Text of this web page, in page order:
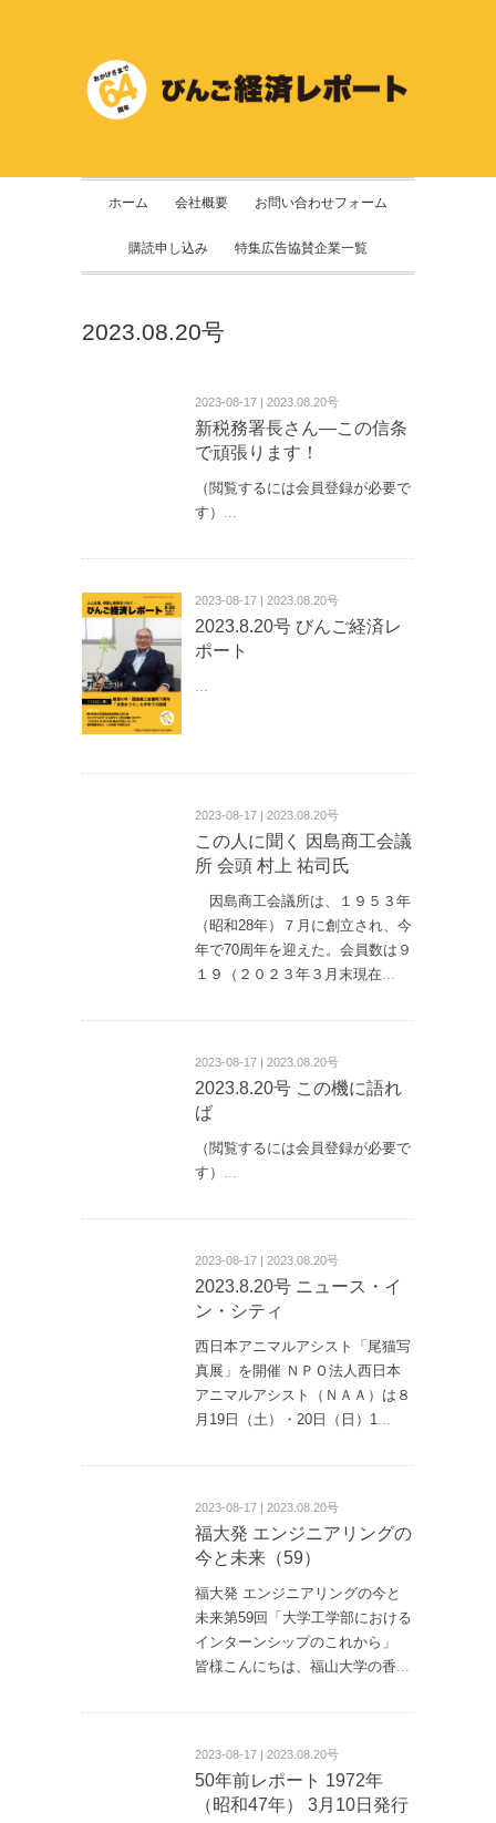
ホーム 会社概要 お問い合わせフォーム
購読申し込み 特集広告協賛企業一覧
2023.08.20号
2023-08-17 | 2023.08.20号
新税務署長さん―この信条
で頑張ります！
（閲覧するには会員登録が必要で
す） ...
2023-08-17 | 2023.08.20号
2023.8.20号 びんご経済レ
ポート
...
2023-08-17 | 2023.08.20号
この人に聞く 因島商工会議
所 会頭 村上 祐司氏
因島商工会議所は、１９５３年
（昭和28年）７月に創立され、今
年で70周年を迎えた。会員数は９
１９（２０２３年３月末現在
2023-08-17 | 2023.08.20号
2023.8.20号 この機に語れ
ば
（閲覧するには会員登録が必要で
す）
2023-08-17 | 2023.08.20号
2023.8.20号 ニュース・イ
ン・シティ
西日本アニマルアシスト「尾猫写
真展」を開催 ＮＰＯ法人西日本
アニマルアシスト（ＮＡＡ）は８
月19日（土）・20日（日）1
2023-08-17 | 2023.08.20号
福大発 エンジニアリングの
今と未来（59）
福大発 エンジニアリングの今と
未来第59回「大学工学部における
インターンシップのこれから」
皆様こんにちは、福山大学の香
2023-08-17 | 2023.08.20号
50年前レポート 1972年
（昭和47年） 3月10日発行